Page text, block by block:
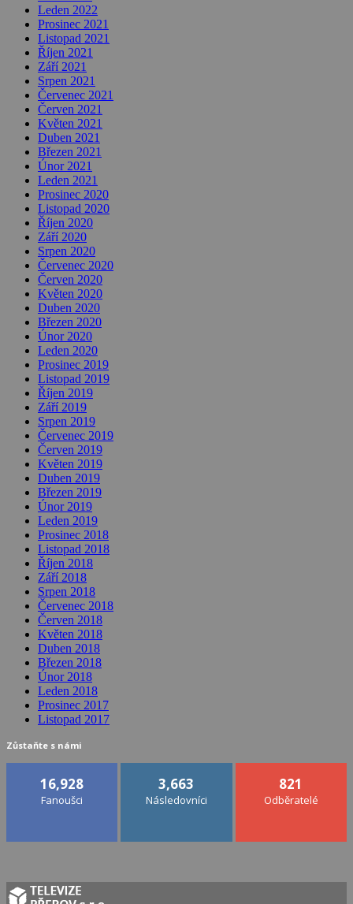
Leden 2022
Prosinec 2021
Listopad 2021
Říjen 2021
Září 2021
Srpen 2021
Červenec 2021
Červen 2021
Květen 2021
Duben 2021
Březen 2021
Únor 2021
Leden 2021
Prosinec 2020
Listopad 2020
Říjen 2020
Září 2020
Srpen 2020
Červenec 2020
Červen 2020
Květen 2020
Duben 2020
Březen 2020
Únor 2020
Leden 2020
Prosinec 2019
Listopad 2019
Říjen 2019
Září 2019
Srpen 2019
Červenec 2019
Červen 2019
Květen 2019
Duben 2019
Březen 2019
Únor 2019
Leden 2019
Prosinec 2018
Listopad 2018
Říjen 2018
Září 2018
Srpen 2018
Červenec 2018
Červen 2018
Květen 2018
Duben 2018
Březen 2018
Únor 2018
Leden 2018
Prosinec 2017
Listopad 2017
Zůstaňte s námi
16,928
Fanoušci
3,663
Následovníci
821
Odběratelé